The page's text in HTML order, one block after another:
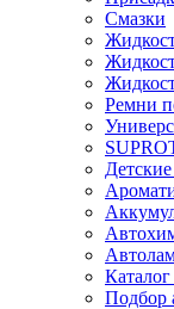
Смазки
Ремни
Детские
Каталог
Подбор